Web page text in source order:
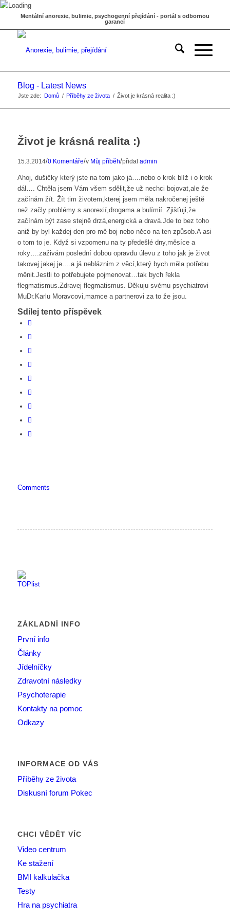
Mentální anorexie, bulimie, psychogenní přejídání - portál s odbornou
garancí
Blog - Latest News
Jste zde: Domů / Příběhy ze života / Život je krásná realita :)
Život je krásná realita :)
15.3.2014/0 Komentáře/v Můj příběh/přidal admin
Ahoj, dušičky který jste na tom jako já….nebo o krok blíž i o krok
dál…. Chtěla jsem Vám všem sdělit,že už nechci bojovat,ale že
začínám žít. Žít tim životem,kterej jsem měla nakročenej ještě
než začly problémy s anorexií,drogama a bulímií. Zjišťuji,že
začínám být zase stejně drzá,energická a dravá.Jde to bez toho
aniž by byl každej den pro mě boj nebo něco na ten způsob.A asi
o tom to je. Když si vzpomenu na ty předešlé dny,měsíce a
roky….zaživám poslední dobou opravdu úlevu z toho jak je život
takovej jakej je….a já nebláznim z věcí,který bych měla potřebu
měnit.Jestli to potřebujete pojmenovat…tak bych řekla
flegmatismus.Zdravej flegmatismus. Děkuju svému psychiatrovi
MuDr.Karlu Moravcovi,mamce a partnerovi za to že jsou.
Sdílej tento příspěvek
Comments
ZÁKLADNÍ INFO
První info
Články
Jídelníčky
Zdravotní následky
Psychoterapie
Kontakty na pomoc
Odkazy
INFORMACE OD VÁS
Příběhy ze života
Diskusní forum Pokec
CHCI VĚDĚT VÍC
Video centrum
Ke stažení
BMI kalkulačka
Testy
Hra na psychiatra